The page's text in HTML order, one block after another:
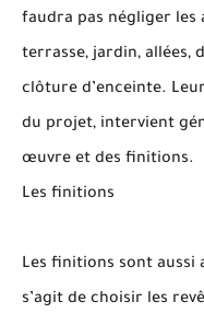
faudra pas négliger les
terrasse, jardin, allées,
clôture d’enceinte.
du projet, intervient
œuvre et des finitions.
Les finitions
Les finitions sont aussi
s’agit de choisir les